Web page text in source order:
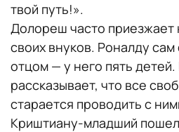
твой путь!».
Долореш часто приезжает
своих внуков. Роналду
отцом — у него пять детей.
рассказывает, что все
старается проводить с
Криштиану-младший